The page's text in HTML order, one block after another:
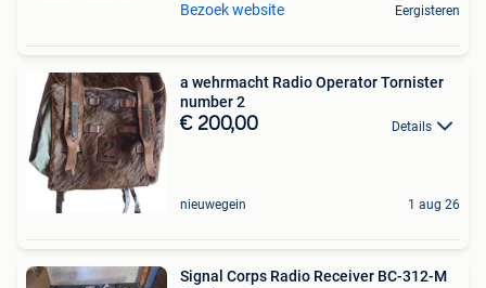
Bezoek website Eergisteren
a wehrmacht Radio Operator Tornister
number 2
€ 200,00 Details
nieuwegein 1 aug 26
Signal Corps Radio Receiver BC-312-M